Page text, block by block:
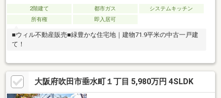
2階建て 都市ガス
システムキッチン
所有権
即入居可
■ウィル不動産販売■緑豊かな住宅地｜建物71.9平米の中古一戸建
て！
大阪府吹田市垂水町１丁目 5,980万円 4SLDK